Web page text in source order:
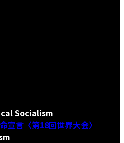
Socialism
宣言〈第18回世界大会〉